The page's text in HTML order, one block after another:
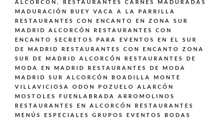
ALCORCÓN,
RESTAURANTES CARNES MADURADAS
MADURACIÓN BUEY VACA A LA PARRILLA
RESTAURANTES CON ENCANTO EN ZONA SUR
MADRID ALCORCÓN
RESTAURANTES CON
ENCANTO SECRETOS PARA EVENTOS EN EL SUR
DE MADRID
RESTAURANTES CON ENCANTO ZONA
SUR DE MADRID ALCORCÓN
RESTAURANTES DE
MODA EN MADRID
RESTAURANTES DE MODA
MADRID SUR ALCORCÓN BOADILLA MONTE
VILLAVICIOSA ODON POZUELO ALARCÓN
MOSTOLES FUENLABRADA ARROMOLINOS
RESTAURANTES EN ALCORCÓN
RESTAURANTES
MENÚS ESPECIALES GRUPOS EVENTOS BODAS